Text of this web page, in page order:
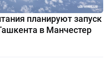
планируют запуск
в Манчестер